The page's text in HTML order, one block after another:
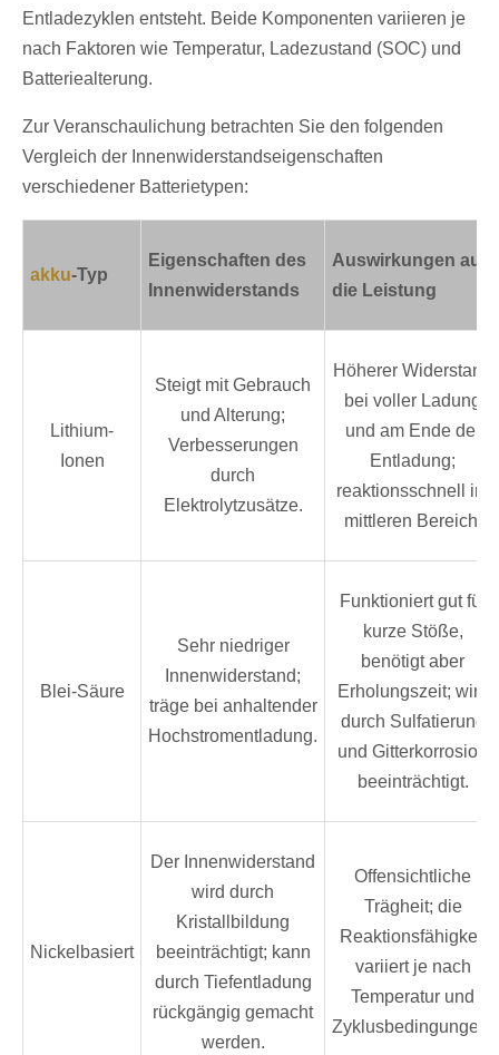
Entladezyklen entsteht. Beide Komponenten variieren je
nach Faktoren wie Temperatur, Ladezustand (SOC) und
Batteriealterung.
Zur Veranschaulichung betrachten Sie den folgenden
Vergleich der Innenwiderstandseigenschaften
verschiedener Batterietypen:
akku-Typ
Eigenschaften des
Innenwiderstands
Auswirkungen auf
die Leistung
Lithium-
Ionen
Steigt mit Gebrauch
und Alterung;
Verbesserungen
durch
Elektrolytzusätze.
Höherer Widerstand
bei voller Ladung
und am Ende der
Entladung;
reaktionsschnell im
mittleren Bereich.
Blei-Säure
Sehr niedriger
Innenwiderstand;
träge bei anhaltender
Hochstromentladung.
Funktioniert gut für
kurze Stöße,
benötigt aber
Erholungszeit; wird
durch Sulfatierung
und Gitterkorrosion
beeinträchtigt.
Nickelbasiert
Der Innenwiderstand
wird durch
Kristallbildung
beeinträchtigt; kann
durch Tiefentladung
rückgängig gemacht
werden.
Offensichtliche
Trägheit; die
Reaktionsfähigkeit
variiert je nach
Temperatur und
Zyklusbedingungen.